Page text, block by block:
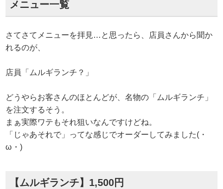
メニュー一覧
さてさてメニューを拝見…と思ったら、店員さんから聞か
れるのが、
店員「ムルギランチ？」
どうやらお客さんのほとんどが、名物の「ムルギランチ」
を注文するそう。
まぁ実際ワテもそれ狙いなんですけどね。
「じゃあそれで」ってな感じでオーダーしてみました(・
ω・)
【ムルギランチ】1,500円